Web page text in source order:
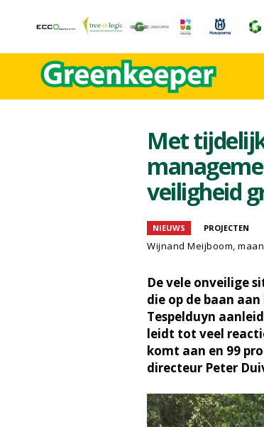
Met
veiligheid
NIEUWS PROJECTEN
Wijnand Meijboom,
De vele onveilige
die op de baan
Tespelduyn
leidt tot veel
komt aan en 99
directeur Peter